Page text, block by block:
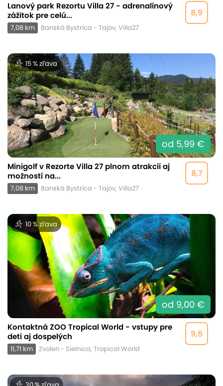
8,9
Lanový park Rezortu Villa 27 - adrenalínový
zážitok pre celú...
7,08 km Banská Bystrica - Tajov, Villa27
15 % zľava
od 5,99 €
8,7
Minigolf v Rezorte Villa 27 plnom atrakcií aj
možností na...
7,08 km Banská Bystrica - Tajov, Villa27
10 % zľava
od 9,00 €
9,5
Kontaktná ZOO Tropical World - vstupy pre
deti aj dospelých
11,71 km Zvolen - Sielnica, Tropical World